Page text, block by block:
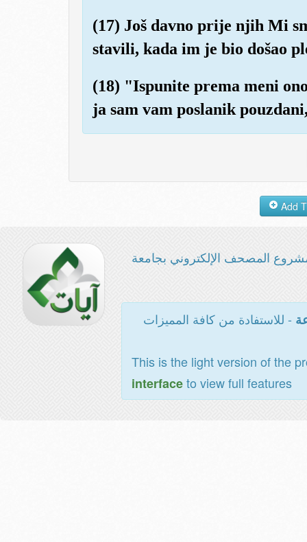
(17) Još davno prije njih Mi
stavili, kada im je bio došao
(18) "Ispunite prema meni
ja sam vam poslanik
المصحف الإلكتروني بجامعة
- للاستفادة من كافة المميزات
This is the light version of the
interfaceto view full features